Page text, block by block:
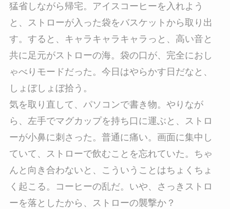
猛省しながら帰宅。アイスコーヒーを入れよう
と、ストローが入った袋をバスケットから取り出
す。すると、キャラキャラキャラっと、高い音と
共に足元がストローの海。袋の口が、完全におし
ゃべりモードだった。今日はやらかす日だなと、
しょぼしょぼ拾う。
気を取り直して、パソコンで書き物。やりなが
ら、左手でマグカップを持ち口に運ぶと、ストロ
ーが小鼻に刺さった。普通に痛い。画面に集中し
ていて、ストローで飲むことを忘れていた。ちゃ
んと向き合わないと、こういうことはちょくちょ
く起こる。コーヒーの乱だ。いや、さっきストロ
ーを落としたから、ストローの襲撃か？